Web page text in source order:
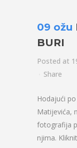
09 ožu
BURI
Posted at
Share
Hodajući
Matijevića,
fotografija
njima.